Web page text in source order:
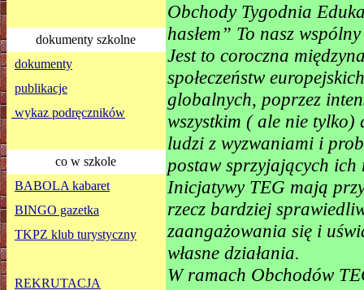
Obchody Tygodnia
hasłem” To nasz
Jest to coroczna
społeczeństw
globalnych, poprzez
wszystkim ( ale nie tylko)
ludzi z wyzwaniami i
postaw sprzyjających
Inicjatywy TEG mają
rzecz bardziej
zaangażowania się i
własne działania.
W ramach Obchodów
dokumenty szkolne
dokumenty
publikacje
wykaz podręczników
co w szkole
BABOLA kabaret
BINGO gazetka
TKPZ klub turystyczny
REKRUTACJA